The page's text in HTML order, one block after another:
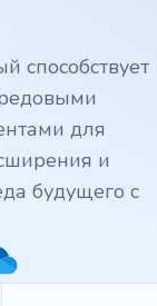
способствует
для
и
будущего с